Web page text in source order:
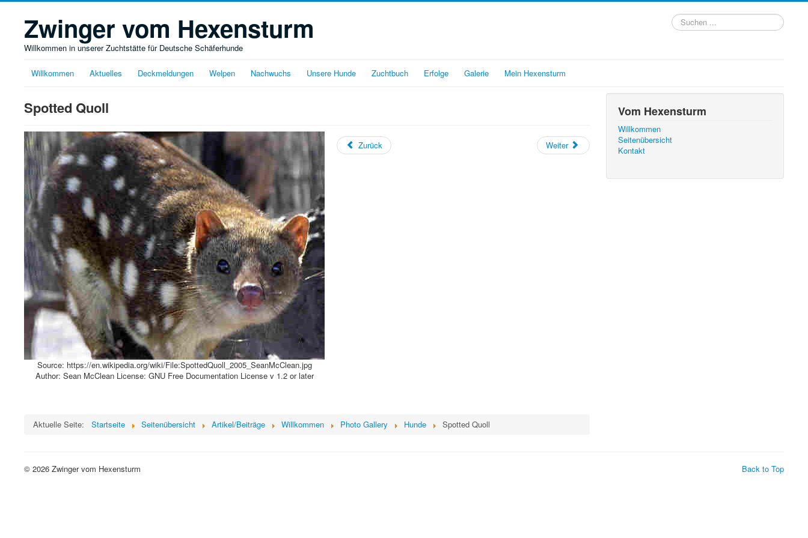
Zwinger vom Hexensturm
Willkommen in unserer Zuchtstätte für Deutsche Schäferhunde
Suchen
...
Willkommen Aktuelles Deckmeldungen Welpen Nachwuchs Unsere Hunde Zuchtbuch Erfolge Galerie Mein Hexensturm
Spotted Quoll
Source: https://en.wikipedia.org/wiki/File:SpottedQuoll_2005_SeanMcClean.jpg
Author: Sean McClean License: GNU Free Documentation License v 1.2 or later
Zurück Weiter
Aktuelle Seite: Startseite Seitenübersicht Artikel/Beiträge Willkommen Photo Gallery Hunde Spotted Quoll
Vom Hexensturm
Willkommen
Seitenübersicht
Kontakt
Back to Top
© 2026 Zwinger vom Hexensturm